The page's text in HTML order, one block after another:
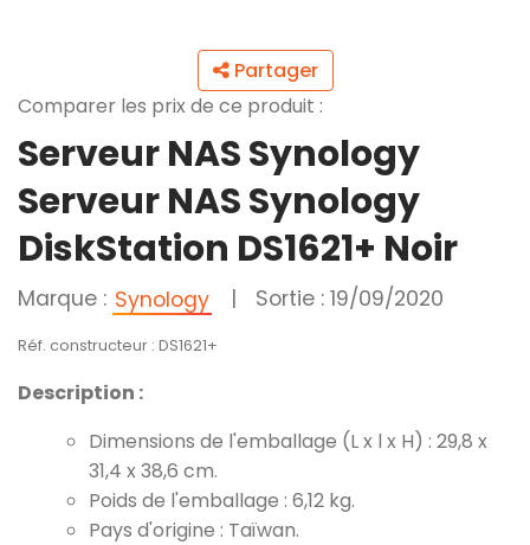
Partager
Comparer les prix de ce produit :
Serveur NAS Synology
Serveur NAS Synology
DiskStation DS1621+ Noir
Marque : Synology | Sortie : 19/09/2020
Réf. constructeur : DS1621+
Description :
Dimensions de l'emballage (L x l x H) : 29,8 x
31,4 x 38,6 cm.
Poids de l'emballage : 6,12 kg.
Pays d'origine : Taïwan.